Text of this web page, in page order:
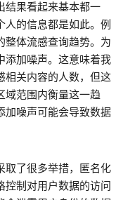
结果看起来基本都一
的信息都是如此。例
整体流感查询趋势。为
添加噪声。这意味着我
相关内容的人数，但这
域范围内衡量这一趋
加噪声可能会导致数据
取了很多举措，匿名化
控制对用户数据的访问